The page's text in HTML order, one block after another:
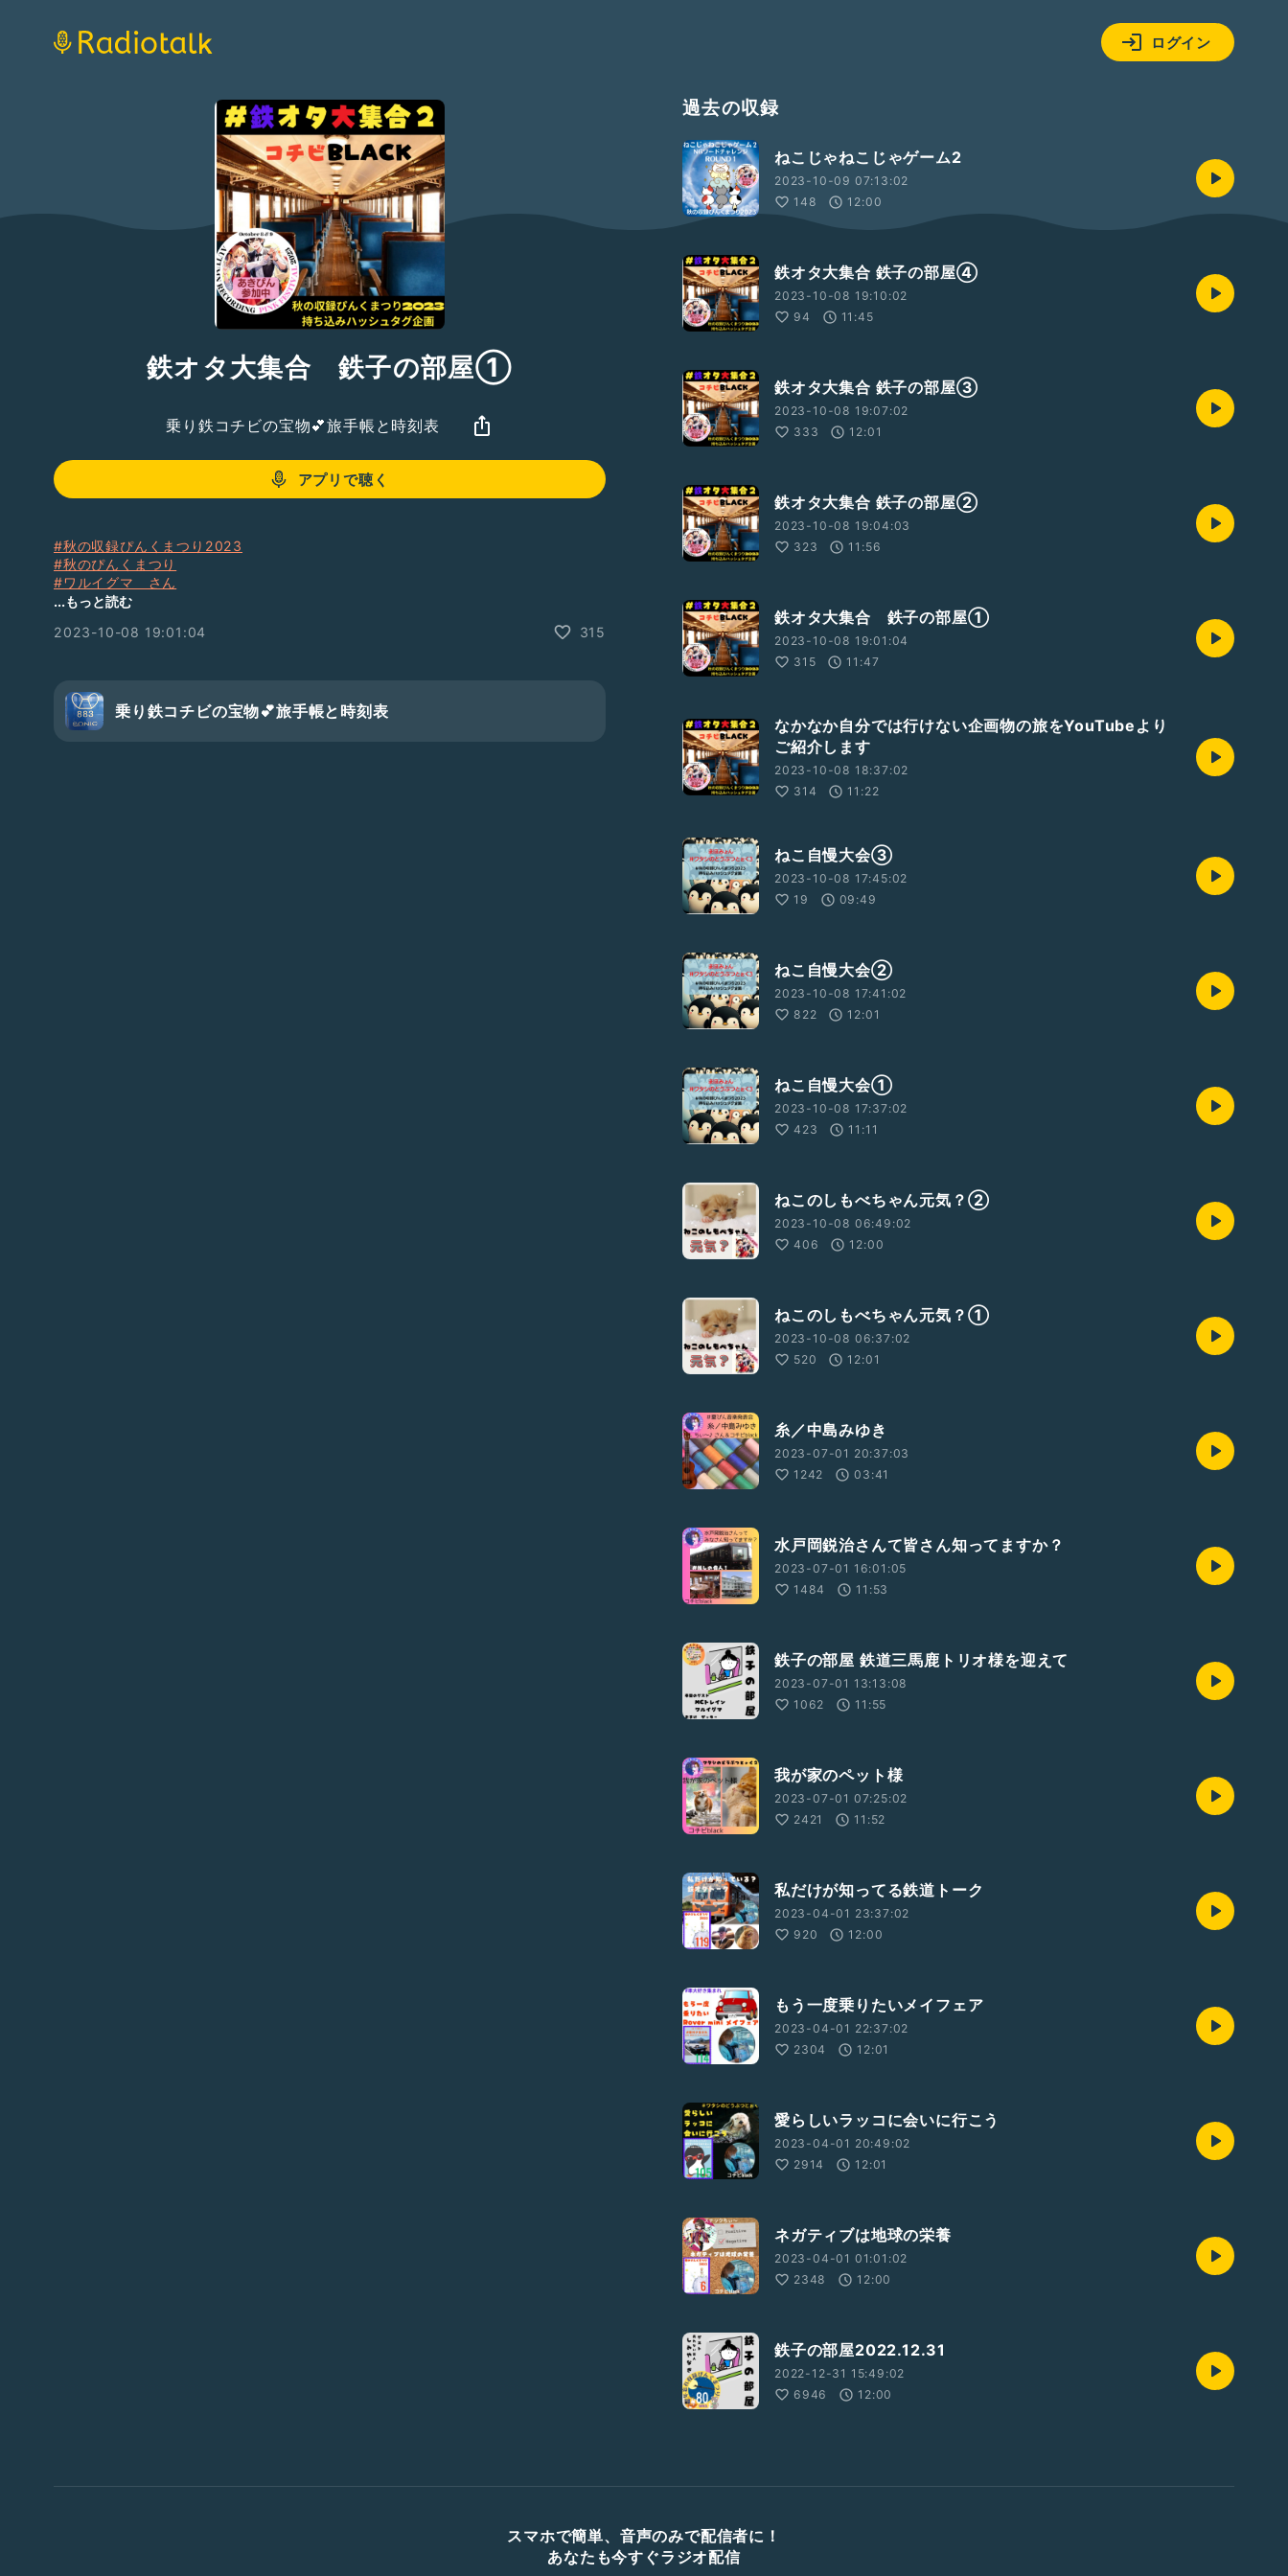
ログイン
鉄オタ大集合 鉄子の部屋①
乗り鉄コチビの宝物💕旅手帳と時刻表
アプリで聴く
#秋の収録ぴんくまつり2023
#秋のぴんくまつり
#ワルイグマ さん
#南海鉄道
#鉄オタ大集合
...もっと読む
2023-10-08 19:01:04
315
乗り鉄コチビの宝物💕旅手帳と時刻表
過去の収録
ねこじゃねこじゃゲーム2
2023-10-09 07:13:02
148
12:00
鉄オタ大集合 鉄子の部屋④
2023-10-08 19:10:02
94
11:45
鉄オタ大集合 鉄子の部屋③
2023-10-08 19:07:02
333
12:01
鉄オタ大集合 鉄子の部屋②
2023-10-08 19:04:03
323
11:56
鉄オタ大集合 鉄子の部屋①
2023-10-08 19:01:04
315
11:47
なかなか自分では行けない企画物の旅をYouTubeより
ご紹介します
2023-10-08 18:37:02
314
11:22
ねこ自慢大会③
2023-10-08 17:45:02
19
09:49
ねこ自慢大会②
2023-10-08 17:41:02
822
12:01
ねこ自慢大会①
2023-10-08 17:37:02
423
11:11
ねこのしもべちゃん元気？②
2023-10-08 06:49:02
406
12:00
ねこのしもべちゃん元気？①
2023-10-08 06:37:02
520
12:01
糸／中島みゆき
2023-07-01 20:37:03
1242
03:41
水戸岡鋭治さんて皆さん知ってますか？
2023-07-01 16:01:05
1484
11:53
鉄子の部屋 鉄道三馬鹿トリオ様を迎えて
2023-07-01 13:13:08
1062
11:55
我が家のペット様
2023-07-01 07:25:02
2421
11:52
私だけが知ってる鉄道トーク
2023-04-01 23:37:02
920
12:00
もう一度乗りたいメイフェア
2023-04-01 22:37:02
2304
12:01
愛らしいラッコに会いに行こう
2023-04-01 20:49:02
2914
12:01
ネガティブは地球の栄養
2023-04-01 01:01:02
2348
12:00
鉄子の部屋2022.12.31
2022-12-31 15:49:02
6946
12:00
スマホで簡単、音声のみで配信者に！
あなたも今すぐラジオ配信